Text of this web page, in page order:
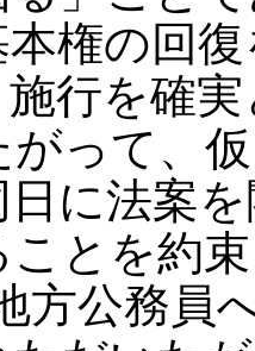
権の回
行を確
がって、
に法案
ことを約
方公務員